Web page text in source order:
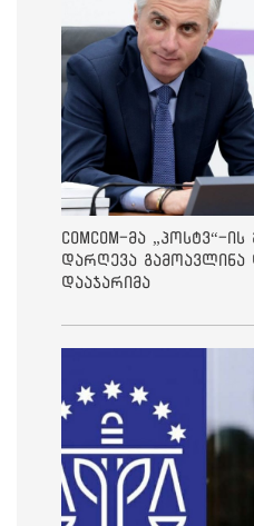
ComCom-მა „პოსტვ“-
დარღევა
დააჯარიმა